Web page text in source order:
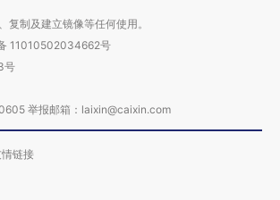
制及建立镜像等任何使用。
11010502034662号
号
举报邮箱：laixin@caixin.com
链接